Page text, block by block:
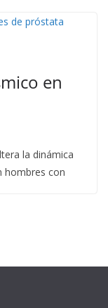
en
la dinámica
hombres con